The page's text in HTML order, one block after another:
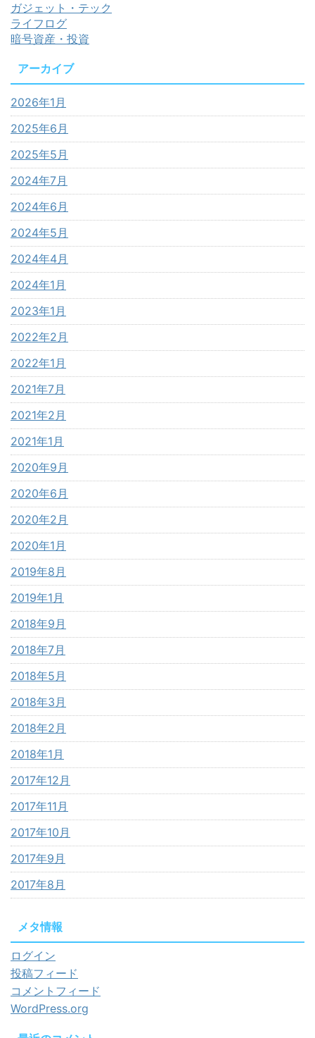
ガジェット・テック
ライフログ
暗号資産・投資
アーカイブ
2026年1月
2025年6月
2025年5月
2024年7月
2024年6月
2024年5月
2024年4月
2024年1月
2023年1月
2022年2月
2022年1月
2021年7月
2021年2月
2021年1月
2020年9月
2020年6月
2020年2月
2020年1月
2019年8月
2019年1月
2018年9月
2018年7月
2018年5月
2018年3月
2018年2月
2018年1月
2017年12月
2017年11月
2017年10月
2017年9月
2017年8月
メタ情報
ログイン
投稿フィード
コメントフィード
WordPress.org